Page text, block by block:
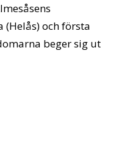
och första
beger sig ut